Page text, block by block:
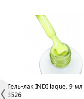
Гель-лак INDI laque, 9
3526